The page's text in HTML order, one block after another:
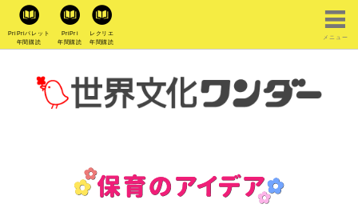
PriPriパレット
年間購読
PriPri
年間購読
レクリエ
年間購読
メニュー